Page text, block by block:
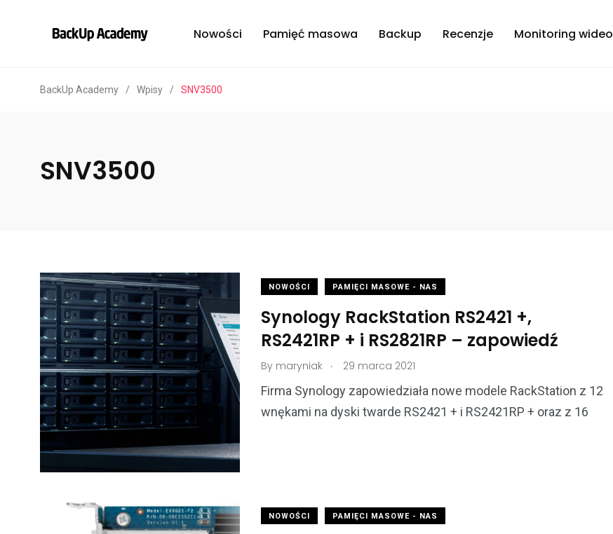
Nowości Pamięć masowa Backup Recenzje Monitoring wideo
BackUp Academy / Wpisy / SNV3500
SNV3500
NOWOŚCI PAMIĘCI MASOWE - NAS
Synology RackStation RS2421 +,
RS2421RP + i RS2821RP – zapowiedź
By maryniak . 29 marca 2021
Firma Synology zapowiedziała nowe modele RackStation z 12
wnękami na dyski twarde RS2421 + i RS2421RP + oraz z 16
NOWOŚCI PAMIĘCI MASOWE - NAS